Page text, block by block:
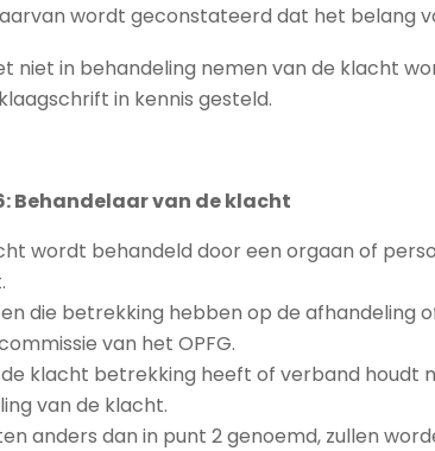
wordt geconstateerd dat het belang
niet in behandeling nemen van de klacht
in kennis gesteld.
Behandelaar van de klacht
wordt behandeld door een orgaan of
die betrekking hebben op de afhandeling
van het OPFG.
klacht betrekking heeft of verband houdt
van de klacht.
anders dan in punt 2 genoemd, zullen